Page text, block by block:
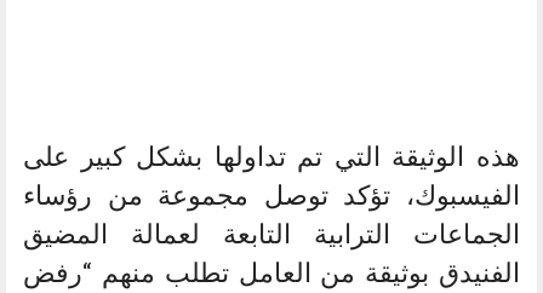
هذه الوثيقة التي تم تداولها بشكل كبير على
الفيسبوك، تؤكد توصل مجموعة من رؤساء
الجماعات الترابية التابعة لعمالة المضيق
الفنيدق بوثيقة من العامل تطلب منهم “رفض